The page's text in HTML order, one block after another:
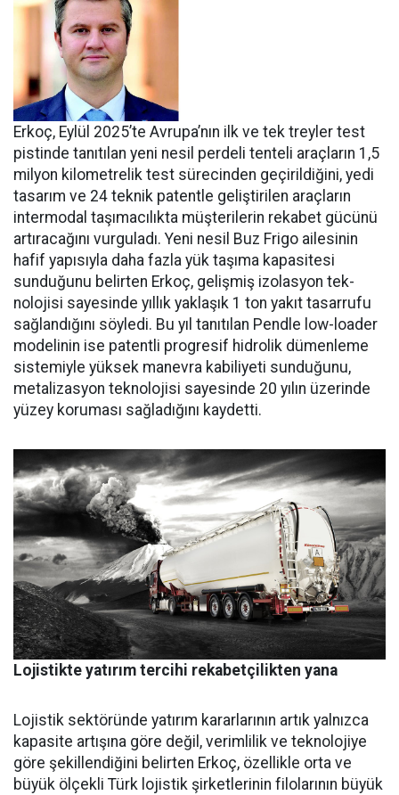
Erkoç, Eylül 2025’te Avru­pa’nın ilk ve tek treyler test
pistin­de tanıtılan yeni nesil perdeli ten­teli araçların 1,5
milyon kilomet­relik test sürecinden geçirildiğini, yedi
tasarım ve 24 teknik patentle geliştirilen araçların
intermodal taşımacılıkta müşterilerin reka­bet gücünü
artıracağını vurgula­dı. Yeni nesil Buz Frigo ailesinin
hafif yapısıyla daha fazla yük ta­şıma kapasitesi
sunduğunu belir­ten Erkoç, gelişmiş izolasyon tek­
nolojisi sayesinde yıllık yaklaşık 1 ton yakıt tasarrufu
sağlandığı­nı söyledi. Bu yıl tanıtılan Pendle low-loader
modelinin ise patent­li progresif hidrolik dümenleme
sistemiyle yüksek manevra kabi­liyeti sunduğunu,
metalizasyon teknolojisi sayesinde 20 yılın üze­rinde
yüzey koruması sağladığını kaydetti.
Lojistikte yatırım tercihi rekabetçilikten yana
Lojistik sektöründe yatırım ka­rarlarının artık yalnızca
kapasi­te artışına göre değil, verimlilik ve teknolojiye
göre şekillendiği­ni belirten Erkoç, özellikle orta ve
büyük ölçekli Türk lojistik şirket­lerinin filolarının büyük